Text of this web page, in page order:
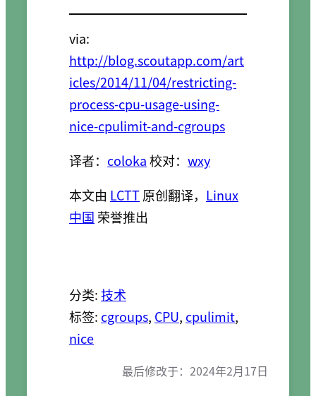
via:
http://blog.scoutapp.com/art
icles/2014/11/04/restricting-
process-cpu-usage-using-
nice-cpulimit-and-cgroups
译者： coloka校对： wxy
本文由 LCTT原创翻译， Linux
中国荣誉推出
分类:技术
标签: cgroups, CPU, cpulimit
nice
最后修改于： 2024年2月17日